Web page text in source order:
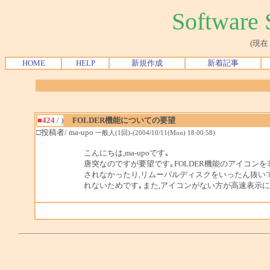
Software
(現在
HOME HELP 新規作成 新着記事
■424/ )
FOLDER機能についての要望
□投稿者/ ma-upo 一般人(1回)-(2004/10/11(Mon) 18:00:58)
こんにちは,ma-upoです｡
唐突なのですが要望です｡FOLDER機能のアイコン
されなかったり,リムーバルディスクをいったん抜
れないためです｡また,アイコンがない方が高速表示